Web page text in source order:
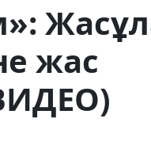
жас